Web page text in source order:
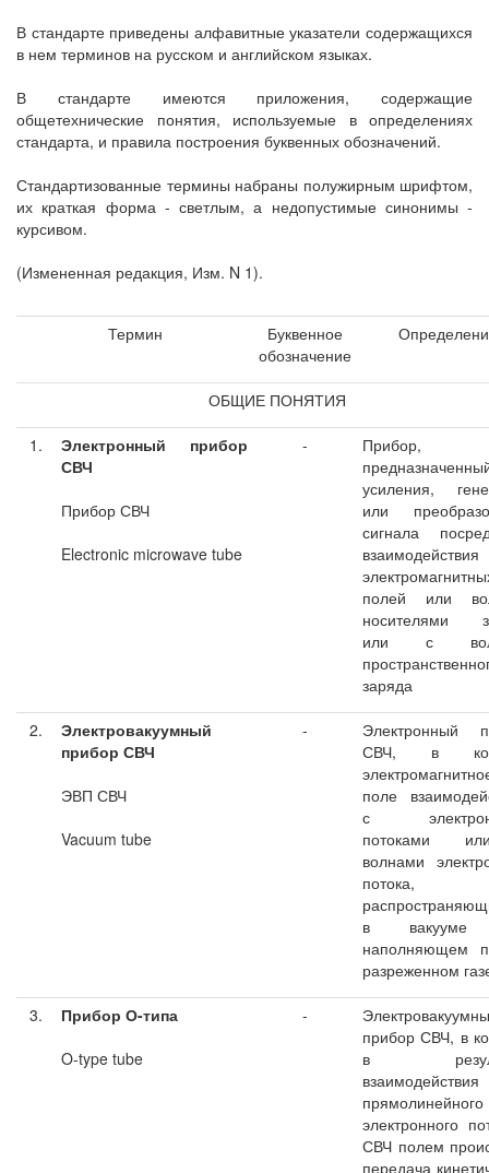
В стандарте приведены алфавитные указатели содержащихся
в нем терминов на русском и английском языках.
В стандарте имеются приложения, содержащие
общетехнические понятия, используемые в определениях
стандарта, и правила построения буквенных обозначений.
Стандартизованные термины набраны полужирным шрифтом,
их краткая форма - светлым, а недопустимые синонимы -
курсивом.
(Измененная редакция, Изм. N 1).
Термин
Буквенное
обозначение
ОБЩИЕ ПОНЯТИЯ
1.
Электронный прибор
СВЧ
Прибор СВЧ
Electronic microwave tube
-
Прибор,
усиления,
или
сигнала
взаимодействия
полей или
носителями
или с
заряда
2.
Электровакуумный
прибор СВЧ
ЭВП СВЧ
Vacuum tube
-
Электронный
СВЧ, в
поле
с
потоками
волнами
потока,
в вакууме
наполняющем
разреженном
3.
Прибор О-типа
O-type tube
-
прибор СВЧ, в
в
взаимодействия
прямолинейного
электронного
СВЧ полем
передача